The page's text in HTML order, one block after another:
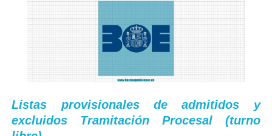
Listas provisionales de admitidos y
excluidos Tramitación Procesal (turno